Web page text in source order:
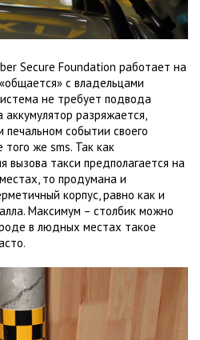
Secure Foundation работает на
с владельцами
не требует подвода
разряжается,
событии своего
же sms. Так как
вызова такси предполагается на
то продумана и
корпус, равно как и
Максимум – столбик можно
в людных местах такое